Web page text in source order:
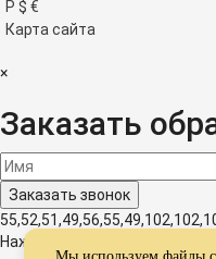
Р $ €
Карта сайта
×
Заказать
Нажимая на кнопку, вы даете